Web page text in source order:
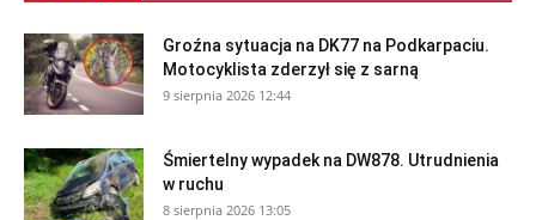
Groźna sytuacja na DK77 na Podkarpaciu.
Motocyklista zderzył się z sarną
9 sierpnia 2026 12:44
Śmiertelny wypadek na DW878. Utrudnienia
w ruchu
8 sierpnia 2026 13:05